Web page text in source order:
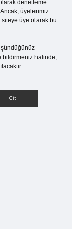
denetleme
üyelerimiz
siteye üye olarak bu
bildirmeniz halinde,